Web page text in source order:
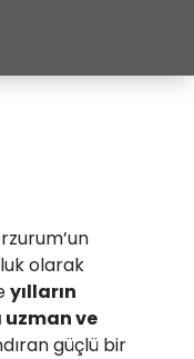
olarak
yılların
ve
güçlü bir